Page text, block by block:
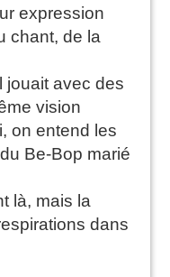
expression
chant, de la
jouait avec des
vision
on entend les
Be-Bop marié
là, mais la
dans